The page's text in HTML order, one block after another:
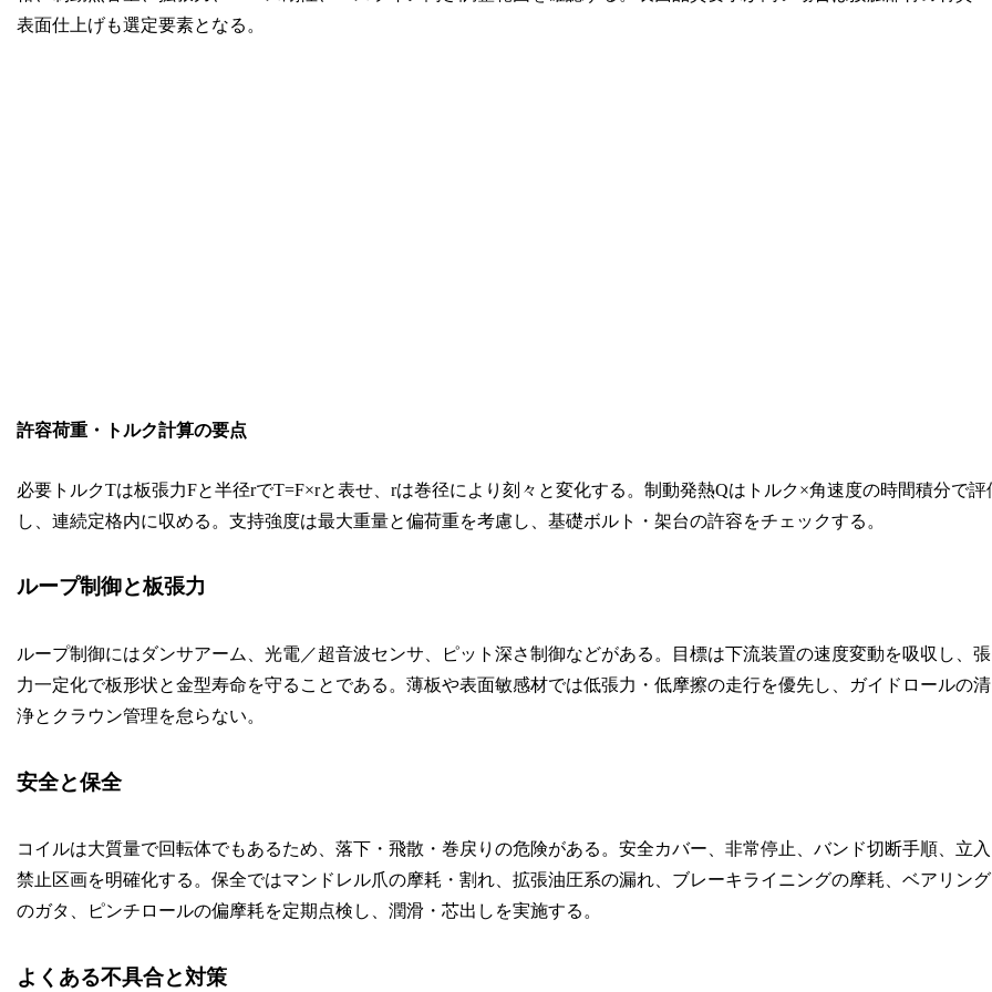
表面仕上げも選定要素となる。
許容荷重・トルク計算の要点
必要トルクTは板張力Fと半径rでT=F×rと表せ、rは巻径により刻々と変化する。制動発熱Qはトルク×角速度の時間積分で評
し、連続定格内に収める。支持強度は最大重量と偏荷重を考慮し、基礎ボルト・架台の許容をチェックする。
ループ制御と板張力
ループ制御にはダンサアーム、光電／超音波センサ、ピット深さ制御などがある。目標は下流装置の速度変動を吸収し、張
力一定化で板形状と金型寿命を守ることである。薄板や表面敏感材では低張力・低摩擦の走行を優先し、ガイドロールの清
浄とクラウン管理を怠らない。
安全と保全
コイルは大質量で回転体でもあるため、落下・飛散・巻戻りの危険がある。安全カバー、非常停止、バンド切断手順、立入
禁止区画を明確化する。保全ではマンドレル爪の摩耗・割れ、拡張油圧系の漏れ、ブレーキライニングの摩耗、ベアリング
のガタ、ピンチロールの偏摩耗を定期点検し、潤滑・芯出しを実施する。
よくある不具合と対策